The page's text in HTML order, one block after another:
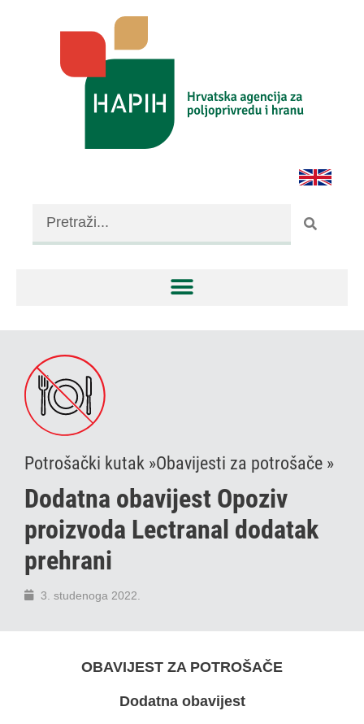
Potrošački kutak »Obavijesti za potrošače »
Dodatna obavijest Opoziv
proizvoda Lectranal dodatak
prehrani
3. studenoga 2022.
OBAVIJEST ZA POTROŠAČE
Dodatna obavijest